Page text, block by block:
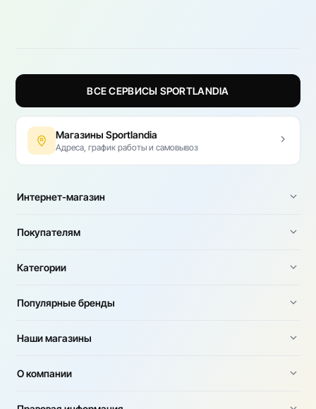
ВСЕ СЕРВИСЫ SPORTLANDIA
Магазины Sportlandia
Адреса, график работы и самовывоз
Интернет-магазин
Покупателям
Категории
Популярные бренды
Наши магазины
О компании